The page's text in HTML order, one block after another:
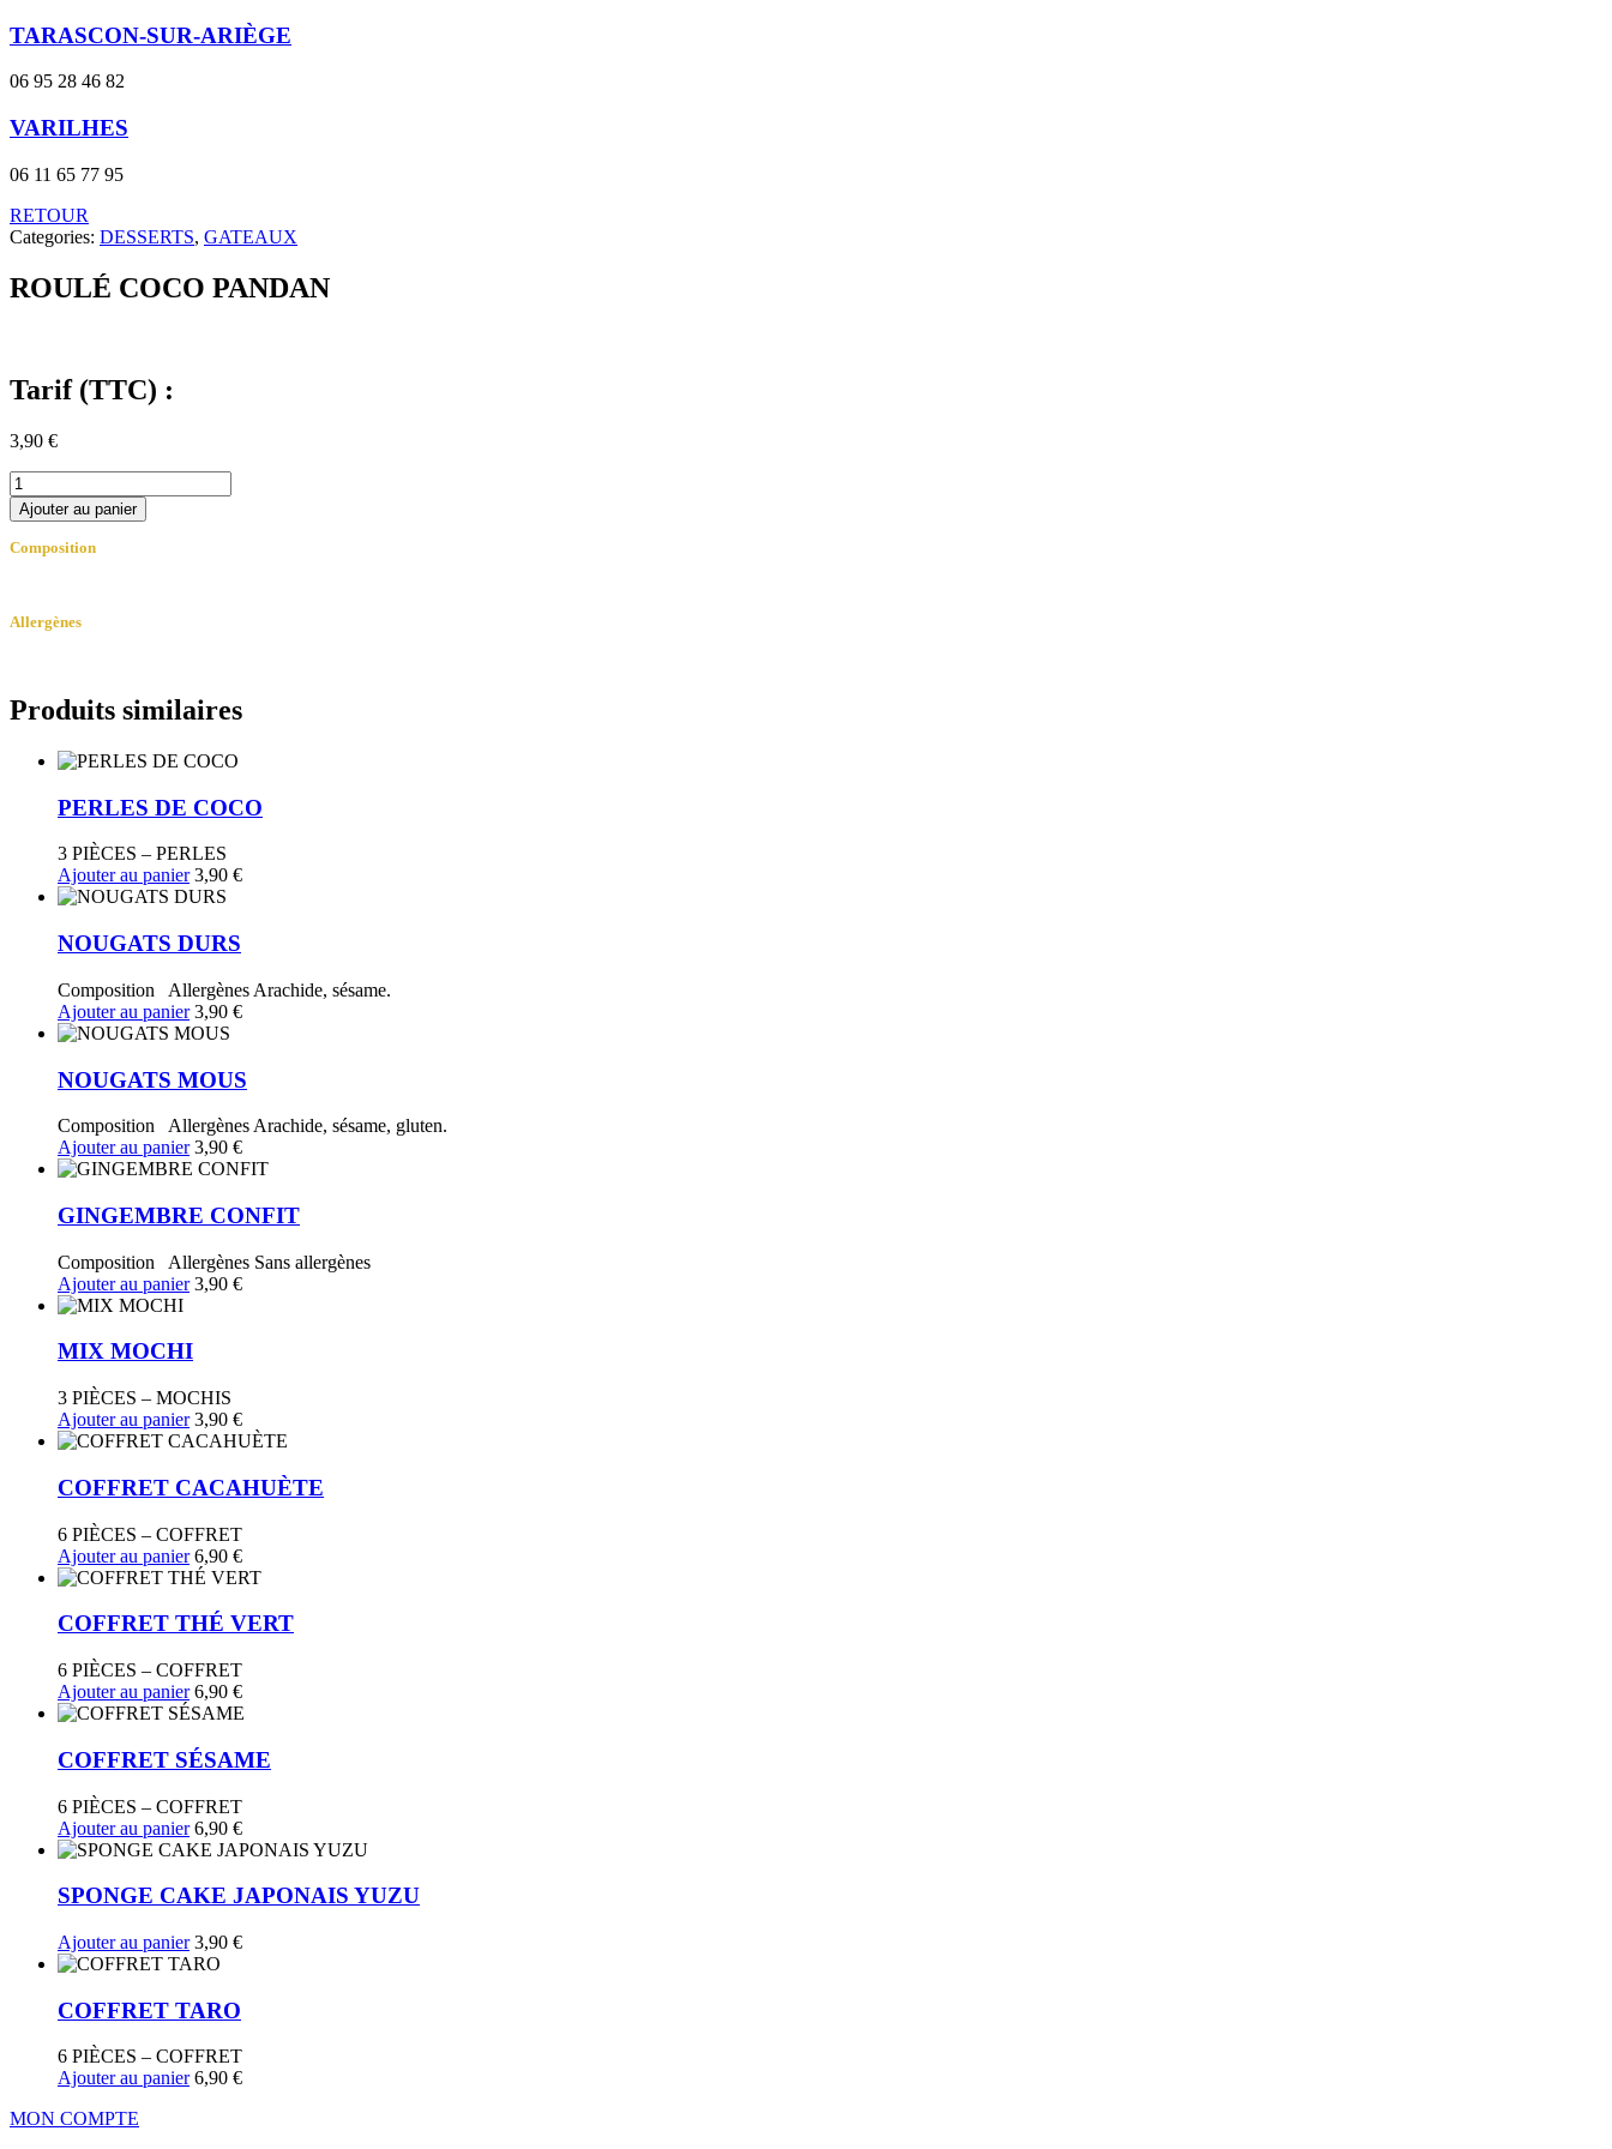
TARASCON-SUR-ARIÈGE
06 95 28 46 82
VARILHES
06 11 65 77 95
RETOUR
Categories: DESSERTS, GATEAUX
ROULÉ COCO PANDAN
Tarif (TTC) :
3,90 €
quantité
de
ROULÉ
COCO
Ajouter au panier
Composition
Allergènes
Produits similaires
PERLES DE COCO
3 PIÈCES – PERLES
Ajouter au panier 3,90 €
NOUGATS DURS
Composition Allergènes Arachide, sésame.
Ajouter au panier 3,90 €
NOUGATS MOUS
Composition Allergènes Arachide, sésame, gluten.
Ajouter au panier 3,90 €
GINGEMBRE CONFIT
Composition Allergènes Sans allergènes
Ajouter au panier 3,90 €
MIX MOCHI
3 PIÈCES – MOCHIS
Ajouter au panier 3,90 €
COFFRET CACAHUÈTE
6 PIÈCES – COFFRET
Ajouter au panier 6,90 €
COFFRET THÉ VERT
6 PIÈCES – COFFRET
Ajouter au panier 6,90 €
COFFRET SÉSAME
6 PIÈCES – COFFRET
Ajouter au panier 6,90 €
SPONGE CAKE JAPONAIS YUZU
Ajouter au panier 3,90 €
COFFRET TARO
6 PIÈCES – COFFRET
Ajouter au panier 6,90 €
MON COMPTE